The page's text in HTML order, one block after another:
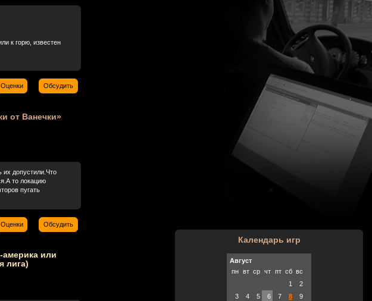
к горю, известен
Оценки Обсудить
от Ванечки»
допустили.Что
то локацию
пугать
Оценки Обсудить
америка или
лига)
Календарь игр
Август
пн вт ср чт пт сб вс
1
2
3
4 5 6 7 8
9